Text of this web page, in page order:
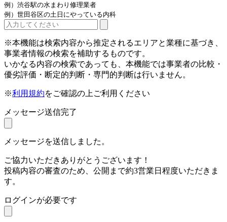
例）渋谷駅の水まわり修理業者
例）世田谷区の土日にやっている内科
※本機能は検索内容から推定されるエリアと業種に基づき、
事業者情報の検索を補助するものです。
いかなる内容の検索であっても、本機能では事業者の比較・
優劣評価・断定的判断・専門的判断は行いません。
※利用規約をご確認の上ご利用ください
メッセージ送信完了
メッセージを送信しました。
ご協力いただきありがとうございます！
投稿内容の審査のため、公開まで約3営業日程度いただきま
す。
ログインが必要です